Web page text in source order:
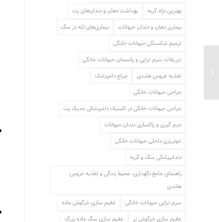
بهترین نژاد گربه
بهداشت دهان و دندان‌های پت
بیماری دهان و دندان حیوانات
بیماری‌های لثه در سگ
ترمیم شکستگی حیوانات خانگی
تزریقات سرم تراپی و پانسمان حیوانات خانگی
تغذیه عروس هلندی
جراح دامپزشک
جراحی حیوانات خانگی
جراحی حیوانات خانگی در کلینیک دامپزشکی مدیک پت
جرم گیری و پاکسازی دندان حیوانات
خونریزی داخلی حیوانات خانگی
دندانپزشکی سگ و گربه
راهنمای جامع نگهداری، محیط زندگی و تغذیه عروس
هلندی
سرم تراپی حیوانات خانگی
عقیم سازی خرگوش ماده
عقیم سازی خرگوش نر
عقیم سازی سگ ماده بزرگ
تشخیص بیماری و درمان
پت در کلینیک حیوانات
خانگی...